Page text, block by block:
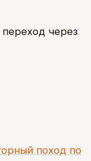
через
поход по